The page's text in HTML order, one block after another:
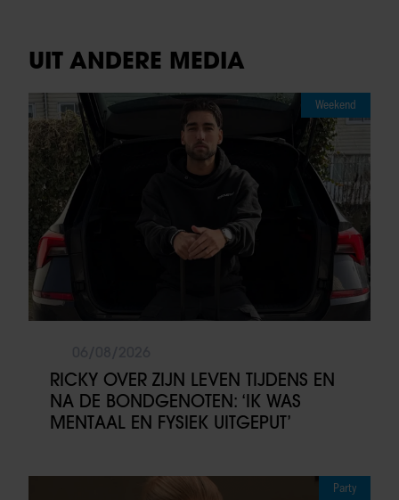
UIT ANDERE MEDIA
Weekend
RICKY OVER ZIJN LEVEN TIJDENS EN
NA DE BONDGENOTEN: ‘IK WAS
MENTAAL EN FYSIEK UITGEPUT’
Party